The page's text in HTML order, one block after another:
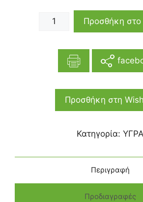
Προσθήκη στο
Προσθήκη στη
Κατηγορία: ΥΓΡΑ
Περιγραφή
Προδιαγραφές